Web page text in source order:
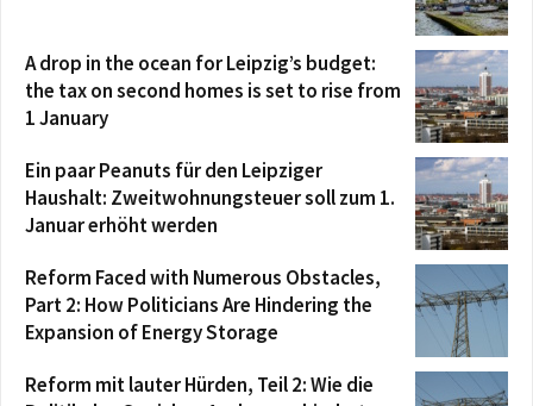
A drop in the ocean for Leipzig’s budget:
the tax on second homes is set to rise from
1 January
Ein paar Peanuts für den Leipziger
Haushalt: Zweitwohnungsteuer soll zum 1.
Januar erhöht werden
Reform Faced with Numerous Obstacles,
Part 2: How Politicians Are Hindering the
Expansion of Energy Storage
Reform mit lauter Hürden, Teil 2: Wie die